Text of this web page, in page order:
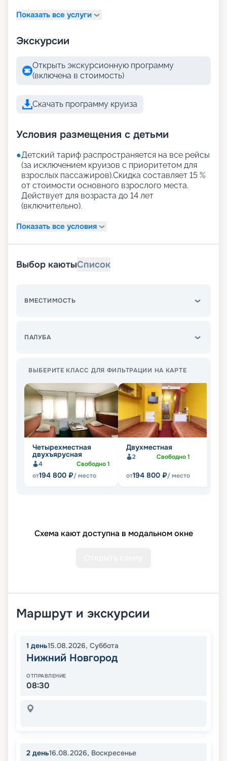
Показать все услуги
Экскурсии
Открыть экскурсионную программу
(включена в стоимость)
Скачать программу круиза
Условия размещения с детьми
●Детский тариф распространяется на все рейсы
(за исключением круизов с приоритетом для
взрослых пассажиров).Скидка составляет 15 %
от стоимости основного взрослого места.
Действует для возраста до 14 лет
(включительно).
Показать все условия
Выбор каютыСписок
ВМЕСТИМОСТЬ
ПАЛУБА
ВЫБЕРИТЕ КЛАСС ДЛЯ ФИЛЬТРАЦИИ НА КАРТЕ
Четырехместная
двухъярусная
4 Свободно1
от194 800 ₽/ место
Двухместная
2 Свободно1
от194 800 ₽/ место
Схема кают доступна в модальном окне
Маршрут и экскурсии
1 день15.08.2026, Суббота
Нижний Новгород
ОТПРАВЛЕНИЕ
08:30
2 день16.08.2026, Воскресенье